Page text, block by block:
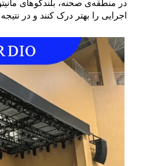
در منطقه‌ی صحنه، بلندگوهای
اجرایی را بهتر درک کنند و در